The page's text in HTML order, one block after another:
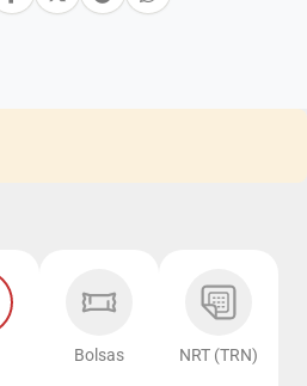
Bolsas NRT (TRN)